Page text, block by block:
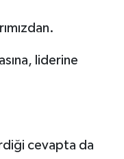
liderine
cevapta da